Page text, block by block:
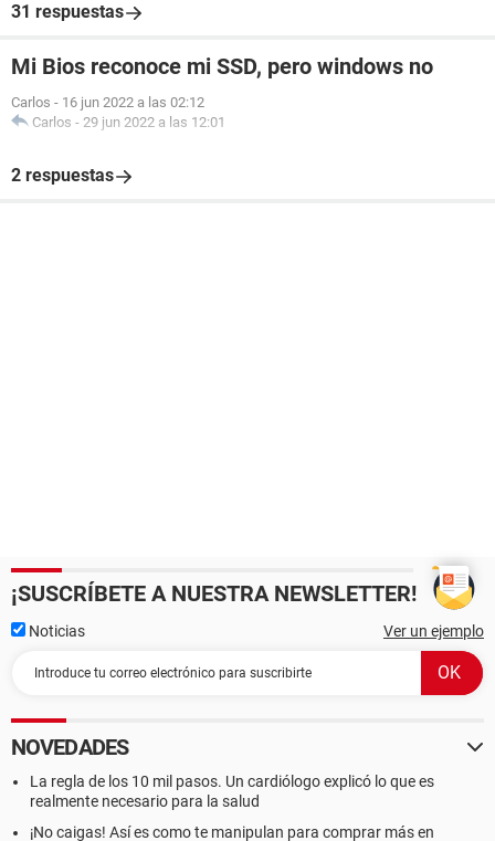
31 respuestas
Mi Bios reconoce mi SSD, pero windows no
Carlos - 16 jun 2022 a las 02:12
Carlos - 29 jun 2022 a las 12:01
2 respuestas
¡SUSCRÍBETE A NUESTRA NEWSLETTER!
Noticias Ver un ejemplo
NOVEDADES
La regla de los 10 mil pasos. Un cardiólogo explicó lo que es
realmente necesario para la salud
¡No caigas! Así es como te manipulan para comprar más en